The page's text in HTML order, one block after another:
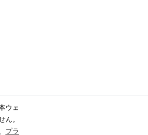
ウェ
。
プラ